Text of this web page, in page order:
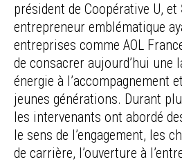
président de Coopérative U, et
entrepreneur emblématique
entreprises comme AOL
de consacrer aujourd’hui une
énergie à l’accompagnement
jeunes générations. Durant
les intervenants ont abordé
le sens de l’engagement, les
de carrière, l’ouverture à